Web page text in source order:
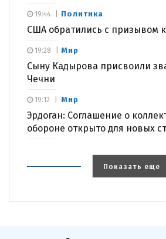
Политика
США обратились с призывом
19:44
Мир
Сыну Кадырова присвоили
Чечни
19:28
Мир
Эрдоган: Соглашение о
обороне открыто для новых
19:12
Показать еще